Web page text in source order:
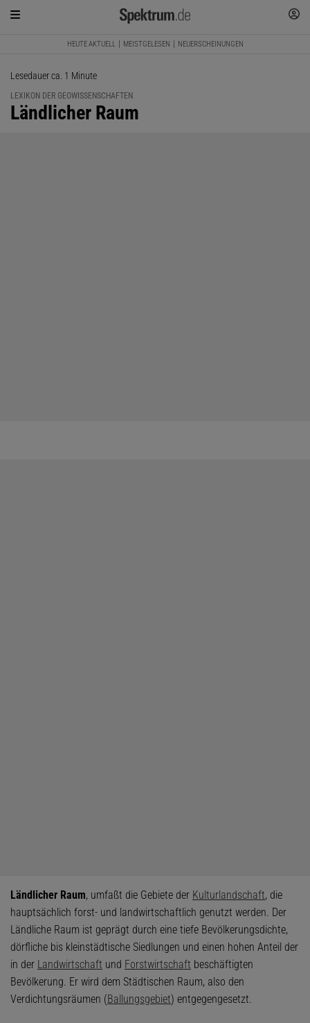
HEUTE AKTUELL MEISTGELESEN NEUERSCHEINUNGEN
Lesedauer ca. 1 Minute
LEXIKON DER GEOWISSENSCHAFTEN
:
Ländlicher Raum
Ländlicher Raum, umfaßt die Gebiete der Kulturlandschaft, die
hauptsächlich forst- und landwirtschaftlich genutzt werden. Der
Ländliche Raum ist geprägt durch eine tiefe Bevölkerungsdichte,
dörfliche bis kleinstädtische Siedlungen und einen hohen Anteil der
in der Landwirtschaft und Forstwirtschaft beschäftigten
Bevölkerung. Er wird dem Städtischen Raum, also den
Verdichtungsräumen (Ballungsgebiet) entgegengesetzt.